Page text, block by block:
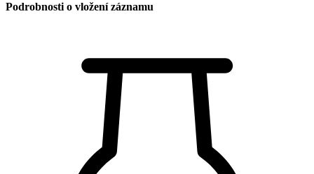
Podrobnosti o vložení záznamu